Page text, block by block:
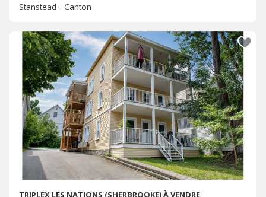
Stanstead - Canton
TRIPLEX LES NATIONS (SHERBROOKE) À VENDRE